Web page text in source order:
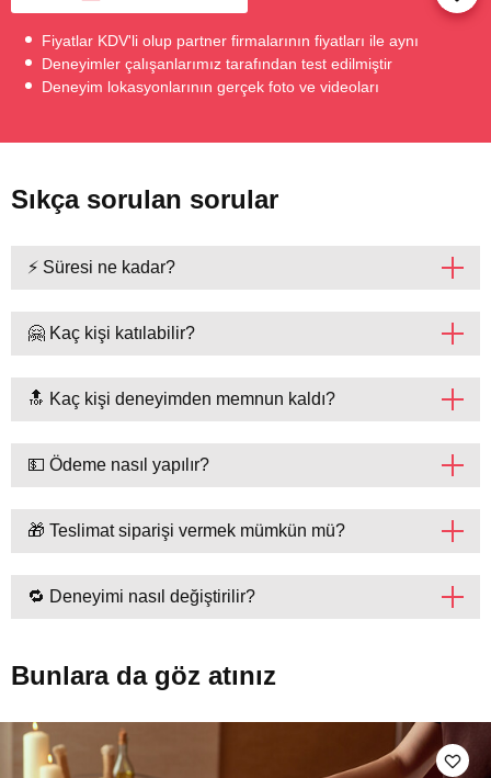
Fiyatlar KDV'li olup partner firmalarının fiyatları ile aynı
Deneyimler çalışanlarımız tarafından test edilmiştir
Deneyim lokasyonlarının gerçek foto ve videoları
Sıkça sorulan sorular
⚡ Süresi ne kadar?
🤗 Kaç kişi katılabilir?
🔝 Kaç kişi deneyimden memnun kaldı?
💵 Ödeme nasıl yapılır?
🎁 Teslimat siparişi vermek mümkün mü?
🔁 Deneyimi nasıl değiştirilir?
Bunlara da göz atınız